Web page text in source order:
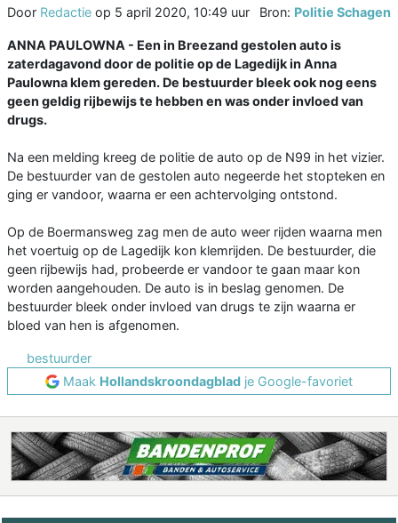
Door Redactie op 5 april 2020, 10:49 uur Bron: Politie Schagen
ANNA PAULOWNA - Een in Breezand gestolen auto is
zaterdagavond door de politie op de Lagedijk in Anna
Paulowna klem gereden. De bestuurder bleek ook nog eens
geen geldig rijbewijs te hebben en was onder invloed van
drugs.
Na een melding kreeg de politie de auto op de N99 in het vizier.
De bestuurder van de gestolen auto negeerde het stopteken en
ging er vandoor, waarna er een achtervolging ontstond.
Op de Boermansweg zag men de auto weer rijden waarna men
het voertuig op de Lagedijk kon klemrijden. De bestuurder, die
geen rijbewijs had, probeerde er vandoor te gaan maar kon
worden aangehouden. De auto is in beslag genomen. De
bestuurder bleek onder invloed van drugs te zijn waarna er
bloed van hen is afgenomen.
bestuurder
Maak Hollandskroondagblad je Google-favoriet